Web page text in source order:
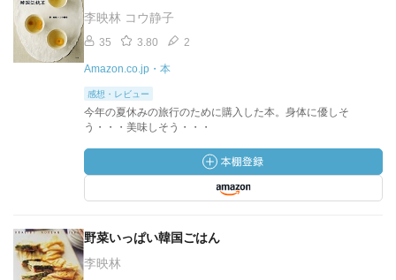
李映林 コウ静子
35 3.80 2
Amazon.co.jp・本
感想・レビュー
今年の夏休みの旅行のために購入した本。身体に優しそ
う・・・美味しそう・・・
野菜いっぱい韓国ごはん
李映林